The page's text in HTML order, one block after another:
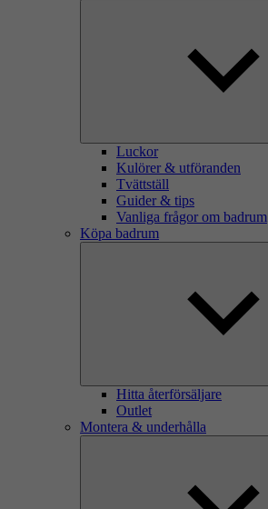
Luckor
Kulörer & utföranden
Tvättställ
Guider & tips
Vanliga frågor om badrum
Köpa badrum
Hitta återförsäljare
Outlet
Montera & underhålla